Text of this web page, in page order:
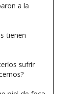
a la
tienen
sufrir